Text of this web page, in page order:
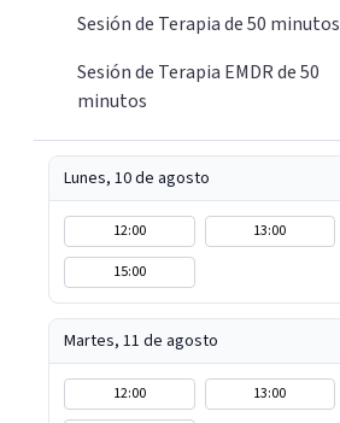
Sesión de Terapia de 50 minutos
Sesión de Terapia EMDR de 50
minutos
Lunes, 10 de agosto
12:00 13:00
15:00
Martes, 11 de agosto
12:00 13:00